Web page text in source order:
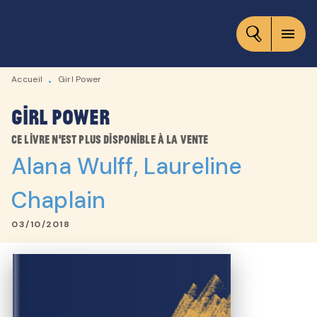
CONTENU
menu
Accueil • Girl Power
Girl Power
Ce livre n'est plus disponible à la vente
Alana Wulff, Laureline
Chaplain
03/10/2018